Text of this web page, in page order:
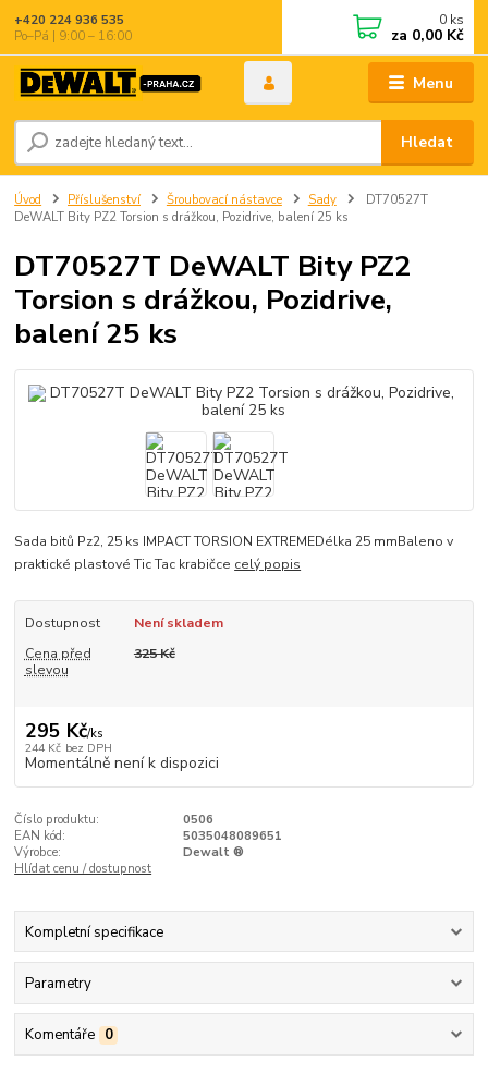
Menu
Hledat
+420 224 936 535
Po–Pá | 9:00 – 16:00
0 ks
za 0,00 Kč
Úvod Příslušenství Šroubovací nástavce Sady
DT70527T
DeWALT Bity PZ2 Torsion s drážkou, Pozidrive, balení 25 ks
DT70527T DeWALT Bity PZ2
Torsion s drážkou, Pozidrive,
balení 25 ks
Sada bitů Pz2, 25 ks IMPACT TORSION EXTREMEDélka 25 mmBaleno v
praktické plastové Tic Tac krabičce celý popis
Dostupnost
Není skladem
Cena před
slevou
325 Kč
295 Kč/ks
244 Kč bez DPH
Momentálně není k dispozici
Číslo produktu:
0506
EAN kód:
5035048089651
Výrobce:
Dewalt ®
Hlídat cenu / dostupnost
Kompletní specifikace
Parametry
Komentáře 0